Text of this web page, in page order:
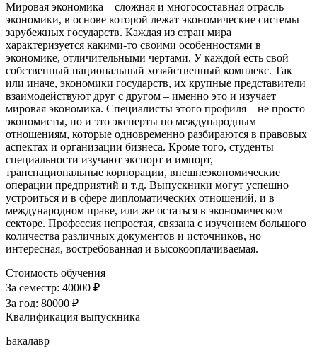
Мировая экономика – сложная и многосоставная отрасль
экономики, в основе которой лежат экономические системы
зарубежных государств. Каждая из стран мира
характеризуется какими-то своими особенностями в
экономике, отличительными чертами. У каждой есть свой
собственный национальный хозяйственный комплекс. Так
или иначе, экономики государств, их крупные представители
взаимодействуют друг с другом – именно это и изучает
мировая экономика. Специалисты этого профиля – не просто
экономисты, но и это эксперты по международным
отношениям, которые одновременно разбираются в правовых
аспектах и организации бизнеса. Кроме того, студенты
специальности изучают экспорт и импорт,
транснациональные корпорации, внешнеэкономические
операции предприятий и т.д. Выпускники могут успешно
устроиться и в сфере дипломатических отношений, и в
международном праве, или же остаться в экономическом
секторе. Профессия непростая, связана с изучением большого
количества различных документов и источников, но
интересная, востребованная и высокооплачиваемая.
Стоимость обучения
За семестр: 40000 ₽
За год: 80000 ₽
Квалификация выпускника
Бакалавр